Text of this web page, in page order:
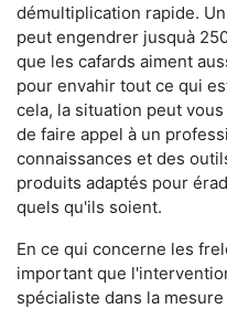
démultiplication rapide.
peut engendrer jusquà
que les cafards aiment
pour envahir tout ce qui
cela, la situation peut
de faire appel à un
connaissances et des
produits adaptés pour
quels qu'ils soient.
En ce qui concerne les
important que
spécialiste dans la